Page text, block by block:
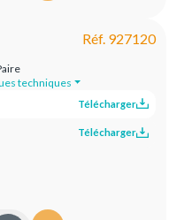
Réf. 927120
techniques
Télécharger
Télécharger